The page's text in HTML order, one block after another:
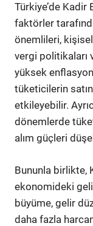
Türkiye’de Kadir
faktörler
önemlileri,
vergi politikaları
yüksek enflasyon
tüketicilerin
etkileyebilir.
dönemlerde
alım güçleri
Bununla birlikte,
ekonomideki
büyüme, gelir
daha fazla